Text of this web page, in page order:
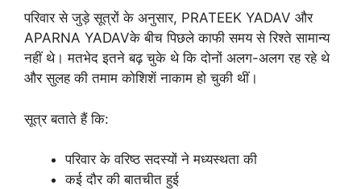
परिवार से जुड़े सूत्रों के अनुसार, PRATEEK YADAV और
APARNA YADAVके बीच पिछले काफी समय से रिश्ते सामान्य
नहीं थे। मतभेद इतने बढ़ चुके थे कि दोनों अलग-अलग रह रहे थे
और सुलह की तमाम कोशिशें नाकाम हो चुकी थीं।
सूत्र बताते हैं कि:
परिवार के वरिष्ठ सदस्यों ने मध्यस्थता की
कई दौर की बातचीत हुई